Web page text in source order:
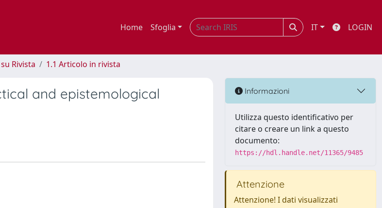
Home Sfoglia IT LOGIN
Rivista 1.1 Articolo in rivista
and epistemological
Informazioni
Utilizza questo identificativo per
citare o creare un link a questo
documento:
https://hdl.handle.net/11365/9485
Attenzione
Attenzione! I dati visualizzati